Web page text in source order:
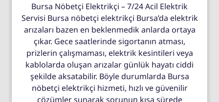
Bursa Nöbetçi Elektrikçi – 7/24 Acil Elektrik
Servisi Bursa nöbetçi elektrikçi Bursa’da elektrik
arızaları bazen en beklenmedik anlarda ortaya
çıkar. Gece saatlerinde sigortanın atması,
prizlerin çalışmaması, elektrik kesintileri veya
kablolarda oluşan arızalar günlük hayatı ciddi
şekilde aksatabilir. Böyle durumlarda Bursa
nöbetçi elektrikçi hizmeti, hızlı ve güvenilir
çözümler sunarak sorunun kısa sürede